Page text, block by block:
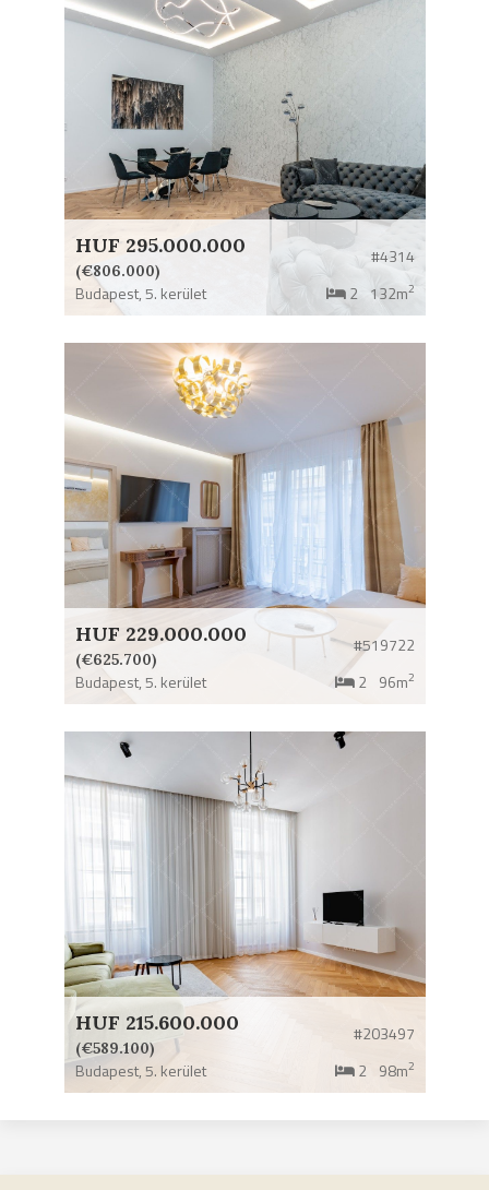
HUF 295.000.000
(€806.000)
#4314
Budapest,5. kerület 2 132m2
HUF 229.000.000
(€625.700)
#519722
Budapest,5. kerület 2 96m2
HUF 215.600.000
(€589.100)
#203497
Budapest,5. kerület 2 98m2